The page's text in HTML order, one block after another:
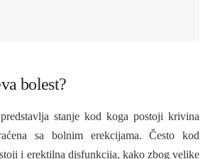
bolest?
stanje kod koga postoji krivina
sa bolnim erekcijama. Često kod
i erektilna disfunkcija, kako zbog velike